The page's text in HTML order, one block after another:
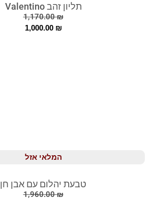
תליון זהב Valentino
1,170.00₪
1,000.00 ₪
המלאי אזל
טבעת יהלום עם אבן חן
1,960.00₪